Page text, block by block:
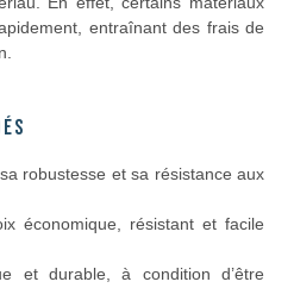
entraînant des frais de
robustesse et sa résistance aux
économique, résistant et facile
et durable, à condition d’être